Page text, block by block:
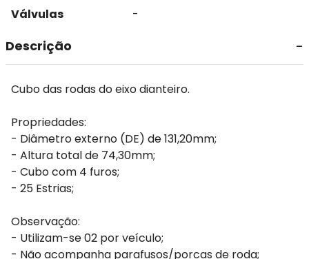
Válvulas
-
Descrição
Cubo das rodas do eixo dianteiro.
Propriedades:
- Diâmetro externo (DE) de 131,20mm;
- Altura total de 74,30mm;
- Cubo com 4 furos;
- 25 Estrias;
Observação:
- Utilizam-se 02 por veículo;
- Não acompanha parafusos/porcas de roda;